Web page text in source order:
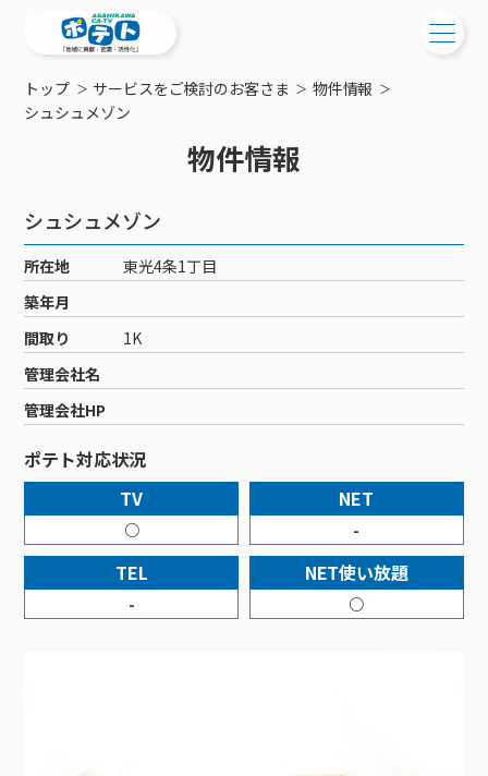
ご検討中の方
工事・配線について
新居をご検討中の方へ
ポテトを導入している集合住宅
物件情報
特典・キャンペーン
おトクな割引サービス
ご加入中の方
ご加入中のサービス確認・変更
WEBメール
サポートサービス
サポートサービストップ
リモートコール
回線速度測定
接続・設定⽅法
訪問サポート＆サポートパックサービス料⾦表
新着情報
メンテナンス・障害情報
ポテトからのプレゼント
イベントカレンダー
講座のご案内
サービス案内
サービス案内
ケーブルテレビ
ケーブルテレビトップ
チャンネル紹介
料⾦プラン
NHK衛星受信料団体⼀括⽀払
機器⼀覧
インターネット
インターネットトップ
料⾦プラン
Wi-Fiサービス
ポテトホーム防犯カメラ
オプションサービス
インターネットギガシェアプラン
固定電話
固定電話トップ
基本料⾦・通話料⾦
オプションサービス
auスマートバリュー
auまとめトーク
ポテトスマートフォントップ
料⾦プラン
機種⼀覧
オプションサービス
でんき
でんきトップ
ポラリンでんき×ポテト
ポテトでんき
暮らしを快適にするサービス
暮らしを快適にするサービストップ
ポテトライフメール
コミチャン
お困りの方はこちら
会社案内
メンテナンス
障害情報
トップ サービスをご検討のお客さま
物件情報
シュシュメゾン
物件情報
シュシュメゾン
所在地
東光4条1丁目
築年月
間取り
1K
管理会社名
管理会社HP
ポテト対応状況
TV
○
NET
-
TEL
-
NET使い放題
○